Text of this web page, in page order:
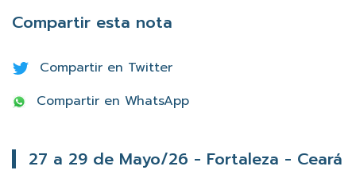
Compartir esta nota
Compartir en Twitter
Compartir en WhatsApp
27 a 29 de Mayo/26 - Fortaleza - Ceará